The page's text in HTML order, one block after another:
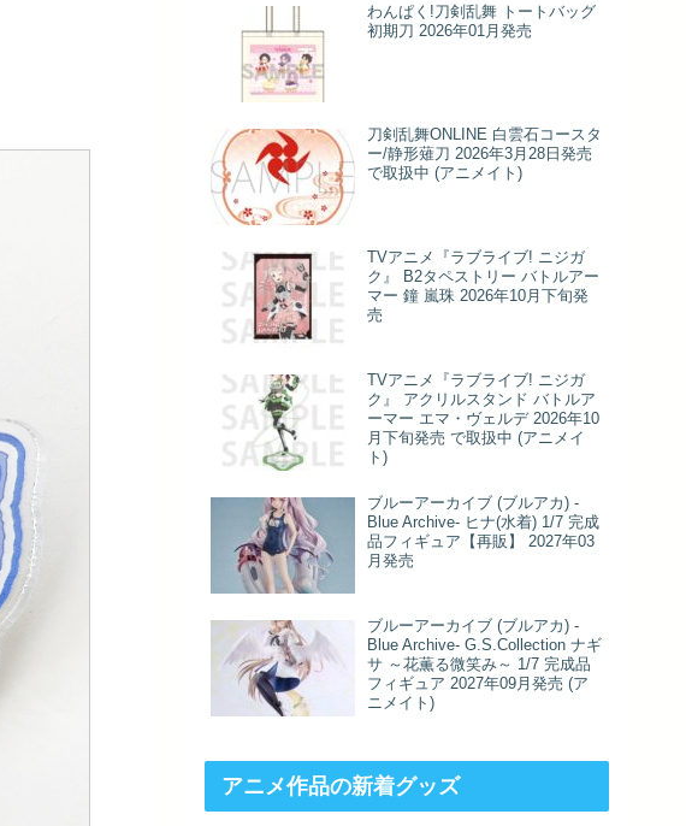
わんぱく!刀剣乱舞 トートバッグ
初期刀 2026年01月発売
刀剣乱舞ONLINE 白雲石コースタ
ー/静形薙刀 2026年3月28日発売
で取扱中 (アニメイト)
TVアニメ『ラブライブ! ニジガ
ク』 B2タペストリー バトルアー
マー 鐘 嵐珠 2026年10月下旬発
売
TVアニメ『ラブライブ! ニジガ
ク』 アクリルスタンド バトルア
ーマー エマ・ヴェルデ 2026年10
月下旬発売 で取扱中 (アニメイ
ト)
ブルーアーカイブ (ブルアカ) -
Blue Archive- ヒナ(水着) 1/7 完成
品フィギュア【再販】 2027年03
月発売
ブルーアーカイブ (ブルアカ) -
Blue Archive- G.S.Collection ナギ
サ ～花薫る微笑み～ 1/7 完成品
フィギュア 2027年09月発売 (ア
ニメイト)
アニメ作品の新着グッズ